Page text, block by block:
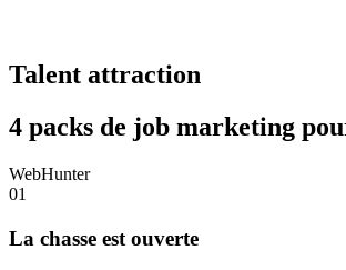
Talent attraction
4 packs de job marketing
WebHunter
01
La chasse est ouverte